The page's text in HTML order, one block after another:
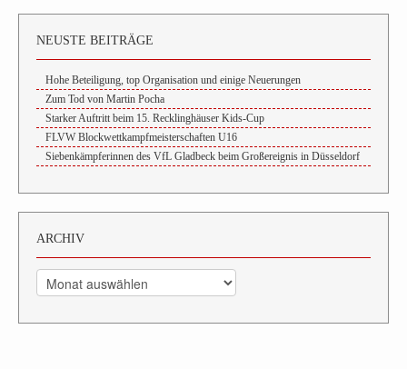
NEUSTE BEITRÄGE
Hohe Beteiligung, top Organisation und einige Neuerungen
Zum Tod von Martin Pocha
Starker Auftritt beim 15. Recklinghäuser Kids-Cup
FLVW Blockwettkampfmeisterschaften U16
Siebenkämpferinnen des VfL Gladbeck beim Großereignis in Düsseldorf
ARCHIV
Archiv